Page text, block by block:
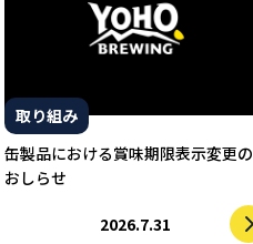
取り組み
缶製品における賞味期限表示変更の
おしらせ
2026.7.31